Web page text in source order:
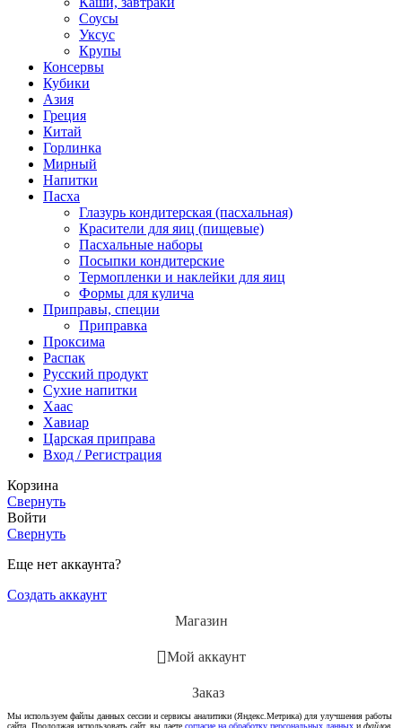
Соусы
Уксус
Крупы
Консервы
Кубики
Азия
Греция
Китай
Горлинка
Мирный
Напитки
Пасха
Глазурь кондитерская (пасхальная)
Красители для яиц (пищевые)
Пасхальные наборы
Посыпки кондитерские
Термопленки и наклейки для яиц
Формы для кулича
Приправы, специи
Приправка
Проксима
Распак
Русский продукт
Сухие напитки
Хаас
Хавиар
Царская приправа
Вход / Регистрация
Корзина
Свернуть
Войти
Свернуть
Еще нет аккаунта?
Создать аккаунт
Магазин
Мой аккаунт
Заказ
Мы используем файлы данных сессии и сервисы аналитики (Яндекс.Метрика) для улучшения работы
сайта. Продолжая использовать сайт, вы даете согласие на обработку персональных данных и файлов